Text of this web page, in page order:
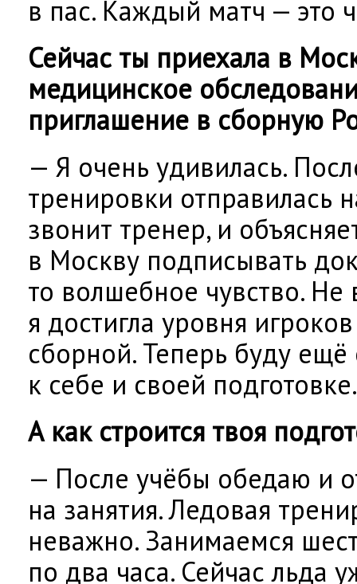
в пас. Каждый матч — это
Сейчас ты приехала в
медицинское
приглашение в сборную
— Я очень удивилась.
тренировки отправилась
звонит тренер, и
в Москву подписывать
то волшебное чувство. Не
я достигла уровня
сборной. Теперь буду ещё
к себе и своей
А как строится твоя
— После учёбы обедаю и
на занятия. Ледовая
неважно. Занимаемся
по два часа. Сейчас льда